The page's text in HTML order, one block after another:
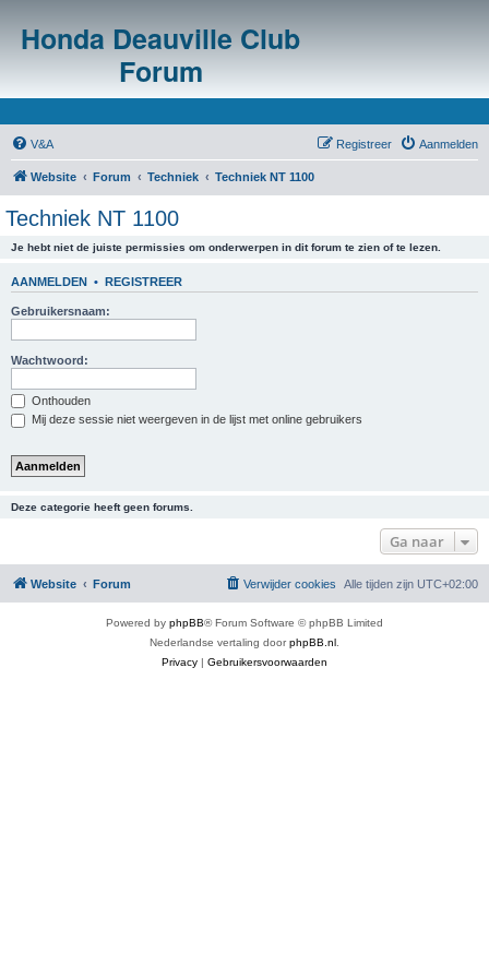
Honda Deauville Club
Forum
V&A Aanmelden
Registreer
Website Forum Techniek Techniek NT 1100
Techniek NT 1100
Je hebt niet de juiste permissies om onderwerpen in dit forum te zien of te lezen.
AANMELDEN • REGISTREER
Gebruikersnaam:
Wachtwoord:
Onthouden
Mij deze sessie niet weergeven in de lijst met online gebruikers
Deze categorie heeft geen forums.
Ga naar
Website Forum Alle tijden zijn UTC+02:00
Verwijder cookies
Powered by phpBB® Forum Software © phpBB Limited
Nederlandse vertaling doorphpBB.nl
Privacy | Gebruikersvoorwaarden